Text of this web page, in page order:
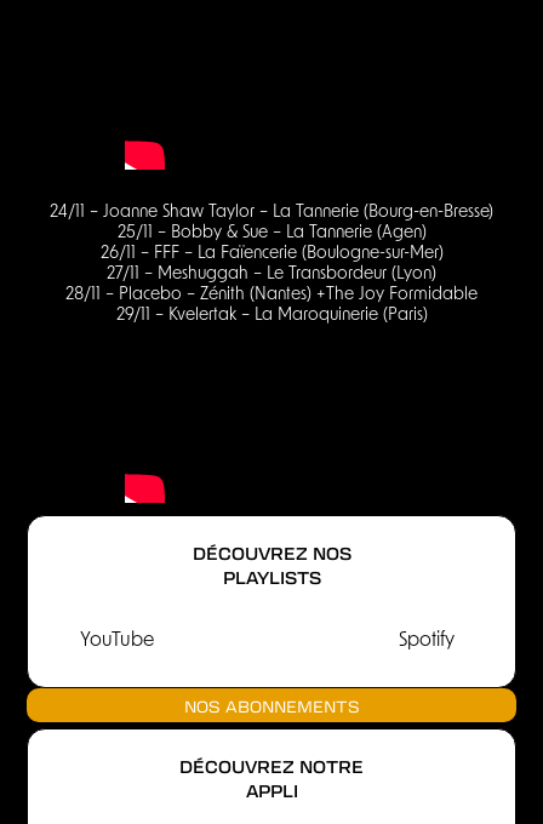
24/11 – Joanne Shaw Taylor – La Tannerie (Bourg-en-Bresse)
25/11 – Bobby & Sue – La Tannerie (Agen)
26/11 – FFF – La Faïencerie (Boulogne-sur-Mer)
27/11 – Meshuggah – Le Transbordeur (Lyon)
28/11 – Placebo – Zénith (Nantes) +The Joy Formidable
29/11 – Kvelertak – La Maroquinerie (Paris)
DÉCOUVREZ NOS
PLAYLISTS
YouTube Spotify
NOS ABONNEMENTS
DÉCOUVREZ NOTRE
APPLI